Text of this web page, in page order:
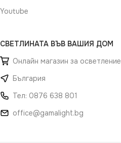
Youtube
СВЕТЛИНАТА ВЪВ ВАШИЯ ДОМ
Онлайн магазин за осветление
България
Тел: 0876 638 801
office@gamalight.bg